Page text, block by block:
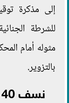
إلى مذكرة
للشرطة
مثوله أمام
بالتزوير.
نسف 40 مليار دولار